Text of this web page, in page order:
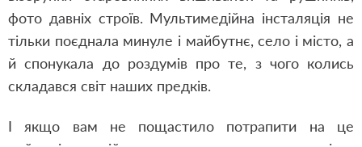
фото давніх строїв. Мультимедійна інсталяція не
тільки поєднала минуле і майбутнє, село і місто, а
й спонукала до роздумів про те, з чого колись
складався світ наших предків.
І якщо вам не пощастило потрапити на це